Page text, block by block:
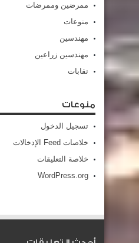
ممرضين وممرضات
منوعات
مهندسين
مهندسين زراعين
نقابات
منوعات
تسجيل الدخول
خلاصات Feed الإدخالات
خلاصة التعليقات
WordPress.org